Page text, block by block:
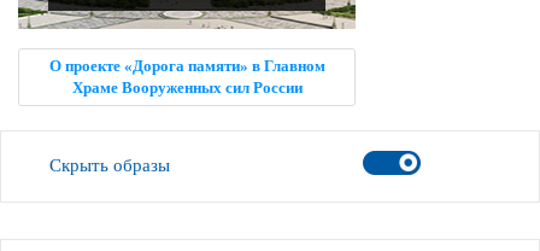
О проекте «Дорога памяти» в Главном
Храме Вооруженных сил России
Скрыть образы